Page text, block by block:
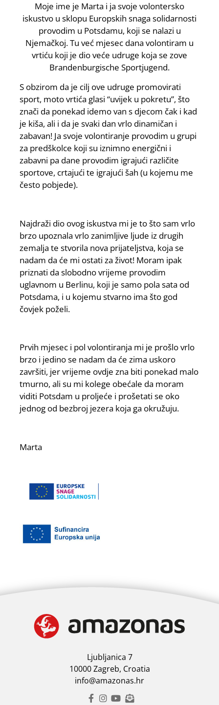
Moje ime je Marta i ja svoje volontersko
iskustvo u sklopu Europskih snaga solidarnosti
provodim u Potsdamu, koji se nalazi u
Njemačkoj. Tu već mjesec dana volontiram u
vrtiću koji je dio veće udruge koja se zove
Brandenburgische Sportjugend.
S obzirom da je cilj ove udruge promovirati
sport, moto vrtića glasi “uvijek u pokretu”, što
znači da ponekad idemo van s djecom čak i kad
je kiša, ali i da je svaki dan vrlo dinamičan i
zabavan! Ja svoje volontiranje provodim u grupi
za predškolce koji su iznimno energični i
zabavni pa dane provodim igrajući različite
sportove, crtajući te igrajući šah (u kojemu me
često pobjede).
Najdraži dio ovog iskustva mi je to što sam vrlo
brzo upoznala vrlo zanimljive ljude iz drugih
zemalja te stvorila nova prijateljstva, koja se
nadam da će mi ostati za život! Moram ipak
priznati da slobodno vrijeme provodim
uglavnom u Berlinu, koji je samo pola sata od
Potsdama, i u kojemu stvarno ima što god
čovjek poželi.
Prvih mjesec i pol volontiranja mi je prošlo vrlo
brzo i jedino se nadam da će zima uskoro
završiti, jer vrijeme ovdje zna biti ponekad malo
tmurno, ali su mi kolege obećale da moram
viditi Potsdam u proljeće i prošetati se oko
jednog od bezbroj jezera koja ga okružuju.
Marta
Ljubljanica 7
10000 Zagreb, Croatia
info@amazonas.hr